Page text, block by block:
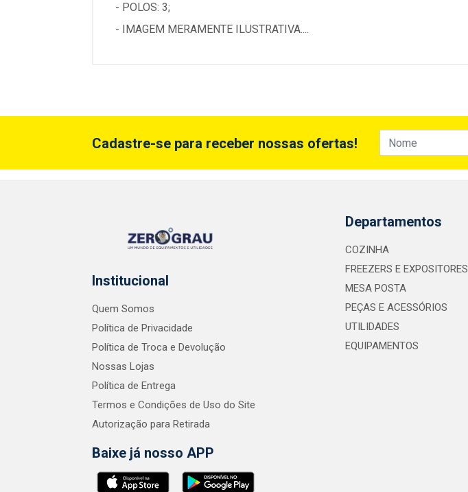
- POLOS: 3;
- IMAGEM MERAMENTE ILUSTRATIVA....
Cadastre-se para receber nossas ofertas!
Institucional
Quem Somos
Política de Privacidade
Política de Troca e Devolução
Nossas Lojas
Política de Entrega
Termos e Condições de Uso do Site
Autorização para Retirada
Baixe já nosso APP
Departamentos
COZINHA
FREEZERS E EXPOSITORES
MESA POSTA
PEÇAS E ACESSÓRIOS
UTILIDADES
EQUIPAMENTOS